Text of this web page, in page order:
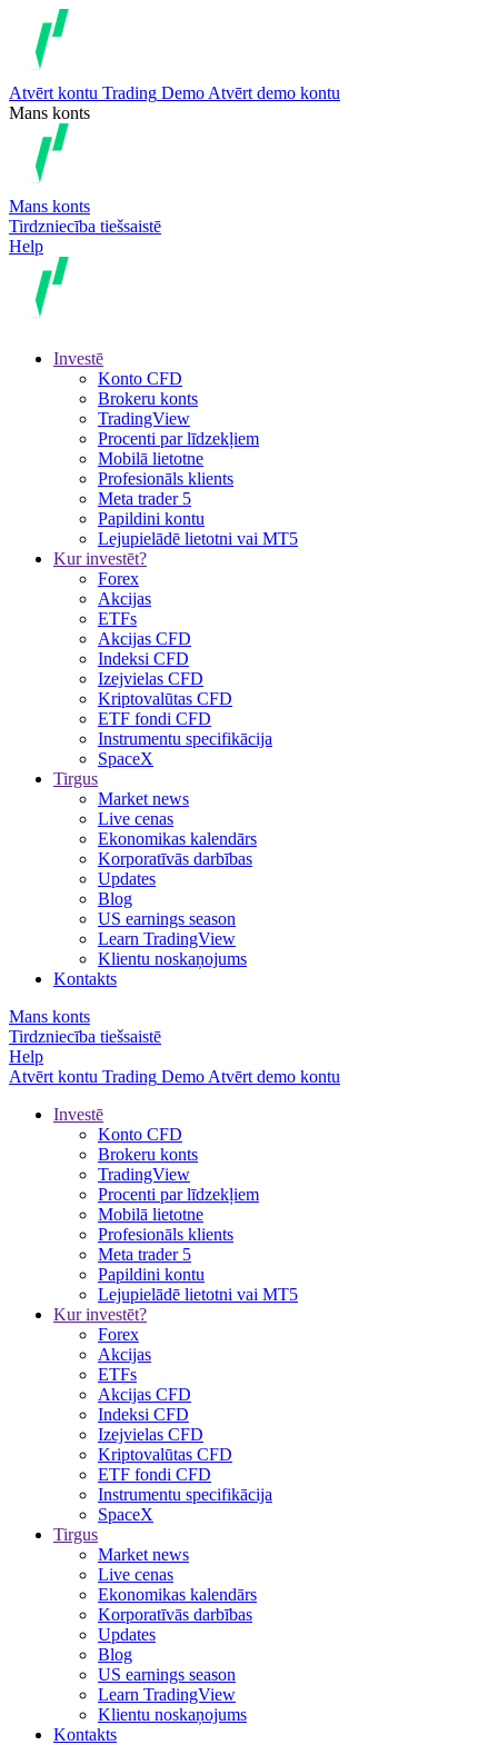
Atvērt kontu Trading Demo Atvērt demo kontu
Mans konts
Mans konts
Tirdzniecība tiešsaistē
Help
Investē
Konto CFD
Brokeru konts
TradingView
Procenti par līdzekļiem
Mobilā lietotne
Profesionāls klients
Meta trader 5
Papildini kontu
Lejupielādē lietotni vai MT5
Kur investēt?
Forex
Akcijas
ETFs
Akcijas CFD
Indeksi CFD
Izejvielas CFD
Kriptovalūtas CFD
ETF fondi CFD
Instrumentu specifikācija
SpaceX
Tirgus
Market news
Live cenas
Ekonomikas kalendārs
Korporatīvās darbības
Updates
Blog
US earnings season
Learn TradingView
Klientu noskaņojums
Kontakts
Mans konts
Tirdzniecība tiešsaistē
Help
Atvērt kontu Trading Demo Atvērt demo kontu
Investē
Konto CFD
Brokeru konts
TradingView
Procenti par līdzekļiem
Mobilā lietotne
Profesionāls klients
Meta trader 5
Papildini kontu
Lejupielādē lietotni vai MT5
Kur investēt?
Forex
Akcijas
ETFs
Akcijas CFD
Indeksi CFD
Izejvielas CFD
Kriptovalūtas CFD
ETF fondi CFD
Instrumentu specifikācija
SpaceX
Tirgus
Market news
Live cenas
Ekonomikas kalendārs
Korporatīvās darbības
Updates
Blog
US earnings season
Learn TradingView
Klientu noskaņojums
Kontakts